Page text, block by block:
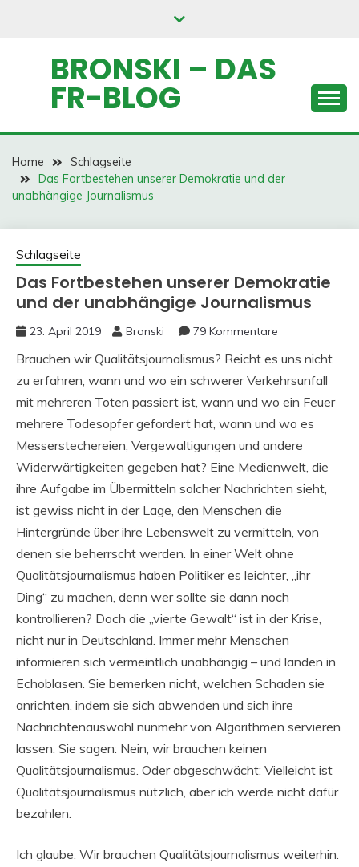
BRONSKI – DAS
FR-BLOG
Home
Schlagseite
Das Fortbestehen unserer Demokratie und der
unabhängige Journalismus
Schlagseite
Das Fortbestehen unserer Demokratie
und der unabhängige Journalismus
23. April 2019 Bronski 79 Kommentare
Brauchen wir Qualitätsjournalismus? Reicht es uns nicht
zu erfahren, wann und wo ein schwerer Verkehrsunfall
mit mehreren Toten passiert ist, wann und wo ein Feuer
mehrere Todesopfer gefordert hat, wann und wo es
Messerstechereien, Vergewaltigungen und andere
Widerwärtigkeiten gegeben hat? Eine Medienwelt, die
ihre Aufgabe im Übermitteln solcher Nachrichten sieht,
ist gewiss nicht in der Lage, den Menschen die
Hintergründe über ihre Lebenswelt zu vermitteln, von
denen sie beherrscht werden. In einer Welt ohne
Qualitätsjournalismus haben Politiker es leichter, „ihr
Ding“ zu machen, denn wer sollte sie dann noch
kontrollieren? Doch die „vierte Gewalt“ ist in der Krise,
nicht nur in Deutschland. Immer mehr Menschen
informieren sich vermeintlich unabhängig – und landen in
Echoblasen. Sie bemerken nicht, welchen Schaden sie
anrichten, indem sie sich abwenden und sich ihre
Nachrichtenauswahl nunmehr von Algorithmen servieren
lassen. Sie sagen: Nein, wir brauchen keinen
Qualitätsjournalismus. Oder abgeschwächt: Vielleicht ist
Qualitätsjournalismus nützlich, aber ich werde nicht dafür
bezahlen.
Ich glaube: Wir brauchen Qualitätsjournalismus weiterhin.